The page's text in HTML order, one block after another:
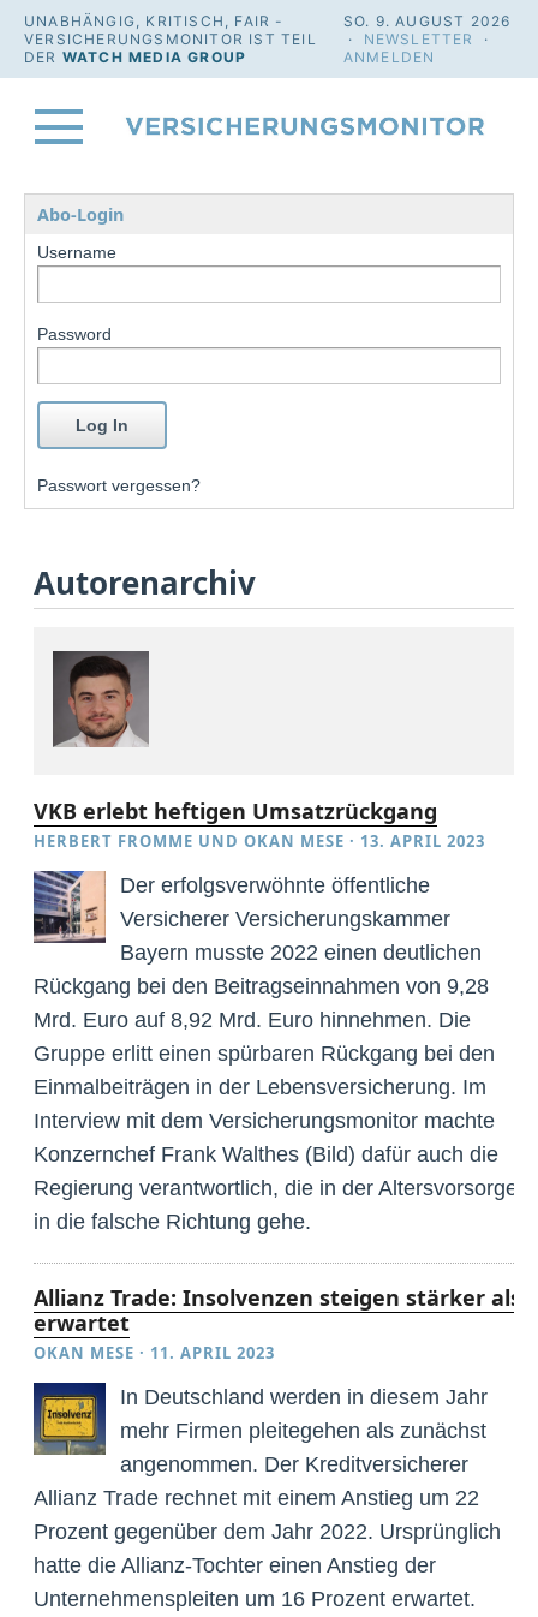
UNABHÄNGIG, KRITISCH, FAIR -
VERSICHERUNGSMONITOR IST TEIL
DER WATCH MEDIA GROUP
SO. 9. AUGUST 2026
· NEWSLETTER
·
ANMELDEN
Abo-Login
Username
Password
Passwort vergessen?
Autorenarchiv
VKB erlebt heftigen Umsatzrückgang
HERBERT FROMME UNDOKAN MESE · 13. APRIL 2023
Der erfolgsverwöhnte öffentliche
Versicherer Versicherungskammer
Bayern musste 2022 einen deutlichen
Rückgang bei den Beitragseinnahmen von 9,28
Mrd. Euro auf 8,92 Mrd. Euro hinnehmen. Die
Gruppe erlitt einen spürbaren Rückgang bei den
Einmalbeiträgen in der Lebensversicherung. Im
Interview mit dem Versicherungsmonitor machte
Konzernchef Frank Walthes (Bild) dafür auch die
Regierung verantwortlich, die in der Altersvorsorge
in die falsche Richtung gehe.
Allianz Trade: Insolvenzen steigen stärker als
erwartet
OKAN MESE · 11. APRIL 2023
In Deutschland werden in diesem Jahr
mehr Firmen pleitegehen als zunächst
angenommen. Der Kreditversicherer
Allianz Trade rechnet mit einem Anstieg um 22
Prozent gegenüber dem Jahr 2022. Ursprünglich
hatte die Allianz-Tochter einen Anstieg der
Unternehmenspleiten um 16 Prozent erwartet.